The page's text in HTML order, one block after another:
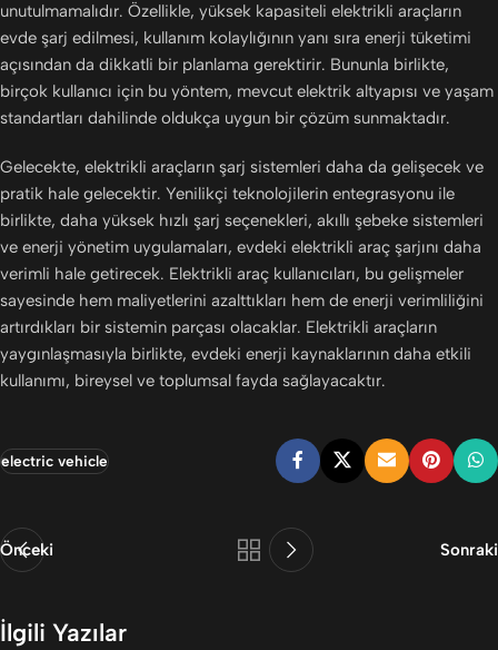
unutulmamalıdır. Özellikle, yüksek kapasiteli elektrikli araçların
evde şarj edilmesi, kullanım kolaylığının yanı sıra enerji tüketimi
açısından da dikkatli bir planlama gerektirir. Bununla birlikte,
birçok kullanıcı için bu yöntem, mevcut elektrik altyapısı ve yaşam
standartları dahilinde oldukça uygun bir çözüm sunmaktadır.
Gelecekte, elektrikli araçların şarj sistemleri daha da gelişecek ve
pratik hale gelecektir. Yenilikçi teknolojilerin entegrasyonu ile
birlikte, daha yüksek hızlı şarj seçenekleri, akıllı şebeke sistemleri
ve enerji yönetim uygulamaları, evdeki elektrikli araç şarjını daha
verimli hale getirecek. Elektrikli araç kullanıcıları, bu gelişmeler
sayesinde hem maliyetlerini azalttıkları hem de enerji verimliliğini
artırdıkları bir sistemin parçası olacaklar. Elektrikli araçların
yaygınlaşmasıyla birlikte, evdeki enerji kaynaklarının daha etkili
kullanımı, bireysel ve toplumsal fayda sağlayacaktır.
electric vehicle
Önceki Sonraki
İlgili Yazılar